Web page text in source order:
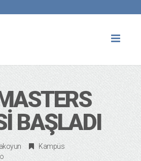
BAŞLADI
Kampüs